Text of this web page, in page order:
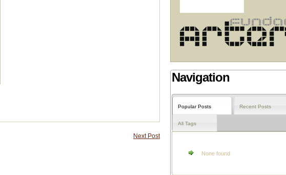
Next Post
Navigation
Popular Posts Recent Posts
All Tags
None found